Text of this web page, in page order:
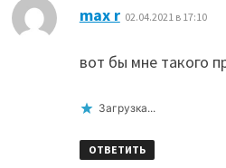
max r: 02.04.2021 в 17:10
вот бы мне такого
Загрузка...
ОТВЕТИТЬ